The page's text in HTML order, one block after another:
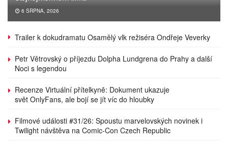
6 SRPNA, 2026
Trailer k dokudramatu Osamělý vlk režiséra Ondřeje Veverky
Petr Větrovský o příjezdu Dolpha Lundgrena do Prahy a další
Noci s legendou
Recenze Virtuální přítelkyně: Dokument ukazuje
svět OnlyFans, ale bojí se jít víc do hloubky
Filmové události #31/26: Spoustu marvelovských novinek i
Twilight návštěva na Comic-Con Czech Republic